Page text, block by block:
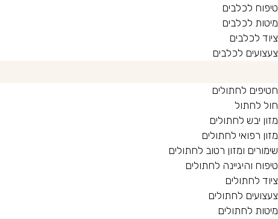
טיפוח לכלבים
מיטות לכלבים
ציוד לכלבים
צעצועים לכלבים
חטיפים לחתולים
חול לחתול
מזון יבש לחתולים
מזון רפואי לחתולים
שימורים ומזון רטוב לחתולים
טיפוח והיגיינה לחתולים
ציוד לחתולים
צעצועים לחתולים
מיטות לחתולים